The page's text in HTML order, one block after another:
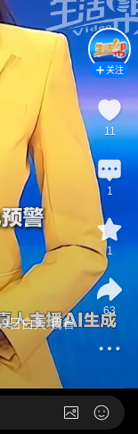
日白天 我省
关注
11
1
1
63